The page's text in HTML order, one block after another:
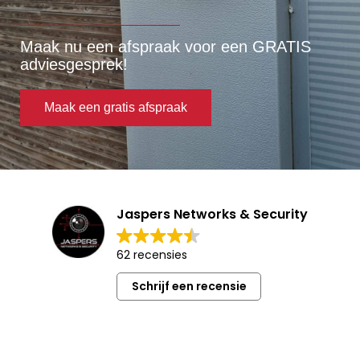
Maak nu een afspraak voor een GRATIS
adviesgesprek!
Maak een gratis afspraak
Jaspers Networks & Security
62 recensies
Schrijf een recensie